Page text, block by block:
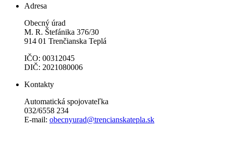
Adresa
Obecný úrad
M. R. Štefánika 376/30
914 01 Trenčianska Teplá
IČO: 00312045
DIČ: 2021080006
Kontakty
Automatická spojovateľka
032/6558 234
E-mail: obecnyurad@trencianskatepla.sk